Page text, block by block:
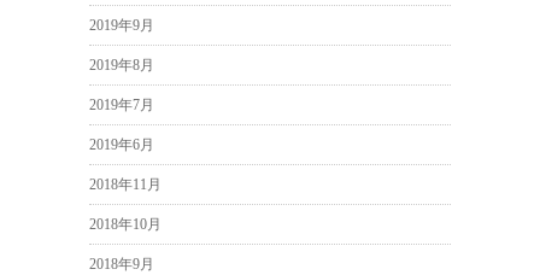
2019年9月
2019年8月
2019年7月
2019年6月
2018年11月
2018年10月
2018年9月